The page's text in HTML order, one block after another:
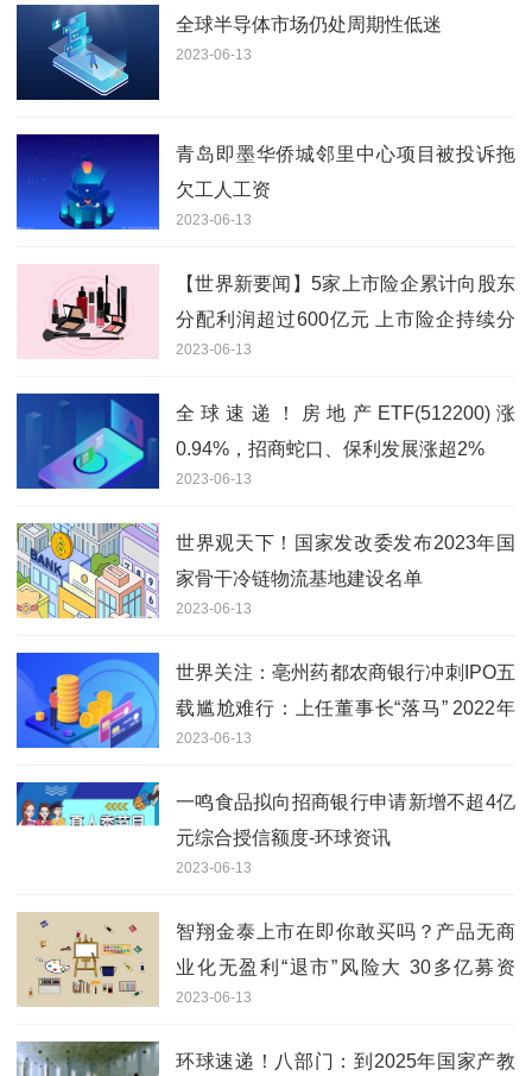
全球半导体市场仍处周期性低迷
2023-06-13
青岛即墨华侨城邻里中心项目被投诉拖
欠工人工资
2023-06-13
【世界新要闻】5家上市险企累计向股东
分配利润超过600亿元 上市险企持续分
红凸显投资价值
2023-06-13
全球速递！房地产ETF(512200)涨
0.94%，招商蛇口、保利发展涨超2%
2023-06-13
世界观天下！国家发改委发布2023年国
家骨干冷链物流基地建设名单
2023-06-13
世界关注：亳州药都农商银行冲刺IPO五
载尴尬难行：上任董事长“落马” 2022年
业绩恶化
2023-06-13
一鸣食品拟向招商银行申请新增不超4亿
元综合授信额度-环球资讯
2023-06-13
智翔金泰上市在即你敢买吗？产品无商
业化无盈利“退市”风险大 30多亿募资
能“烧”多久受关注|当前快讯
2023-06-13
环球速递！八部门：到2025年国家产教